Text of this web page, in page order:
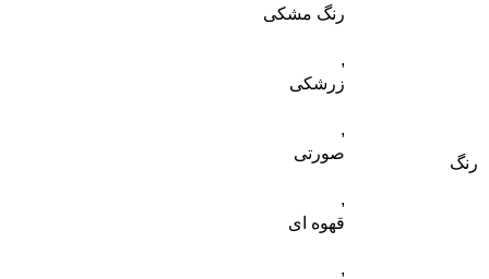
رنگ
رنگ مشکی
,
زرشکی
,
صورتی
,
قهوه ای
,